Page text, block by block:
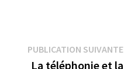
:
PUBLICATION SUIVANTE
La téléphonie et la